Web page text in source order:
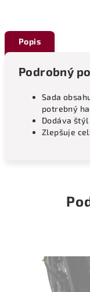
Popis
Podrobný
Sada
potrebný
Dodáva
Zlepšuje